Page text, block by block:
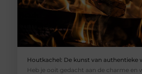
Houtkachel: De kunst van authentieke
Heb je ooit gedacht aan de charme en